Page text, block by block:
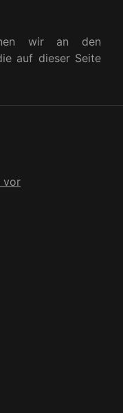
wir an den
auf dieser Seite
vor